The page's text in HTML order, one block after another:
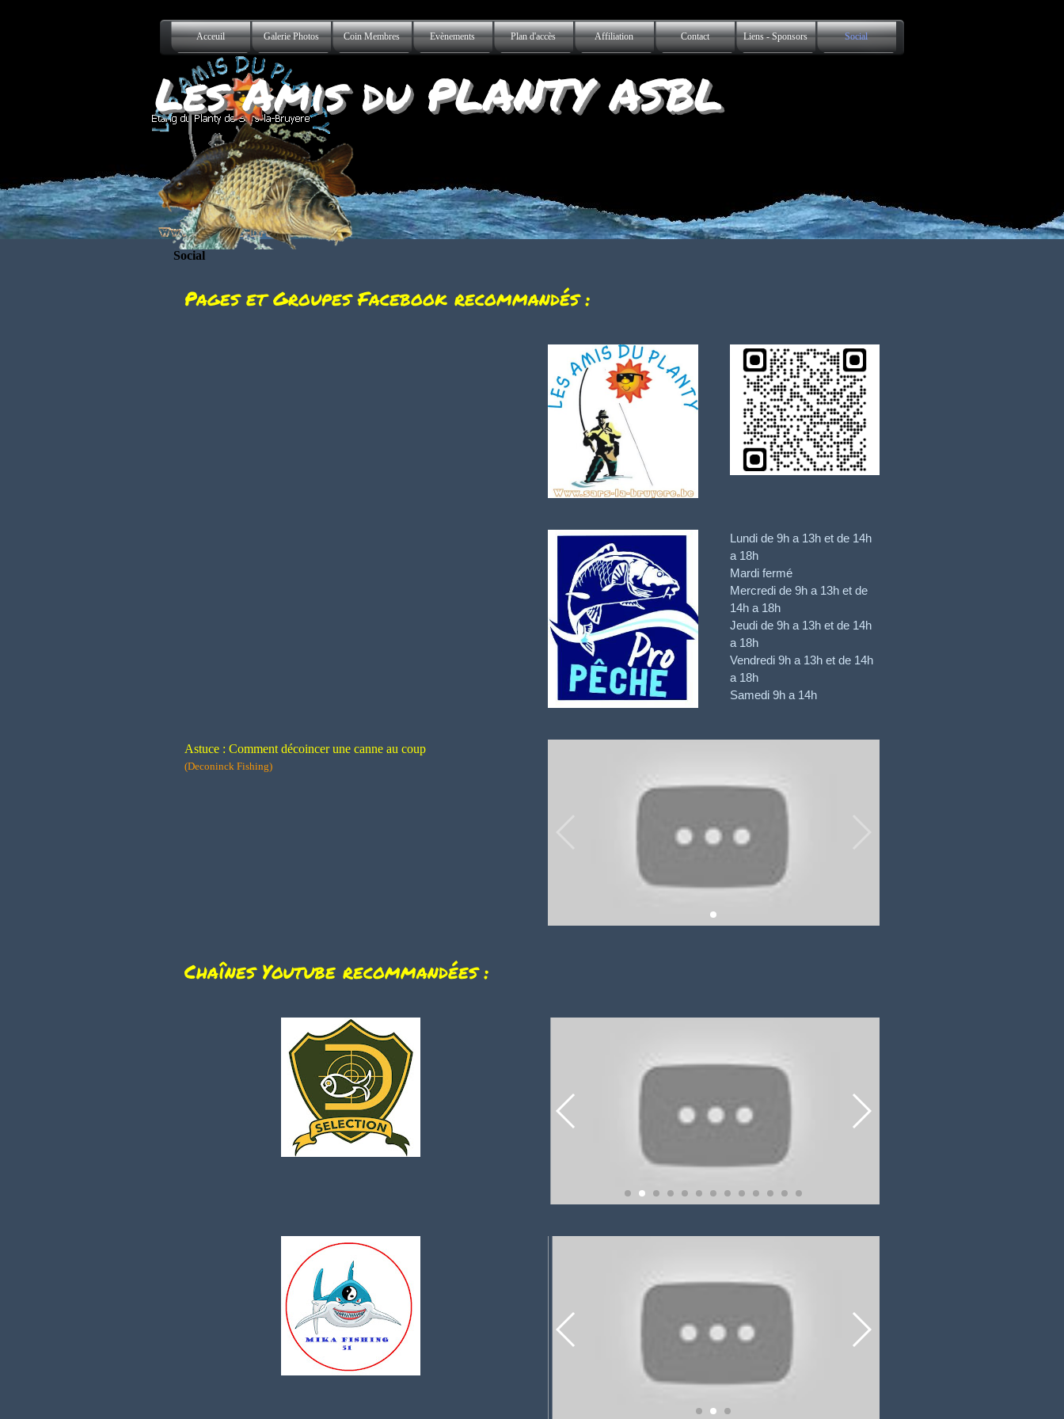
Sauter le menu
Acceuil
Galerie Photos ▼
Coin Membres ▼
Evènements Plan d'accès Affiliation Contact Liens - Sponsors Social
Les Amis du PLANTY ASBL
Social
Pages et Groupes Facebook recommandés :
Lundi de 9h a 13h et de 14h
a 18h
Mardi fermé
Mercredi de 9h a 13h et de
14h a 18h
Jeudi de 9h a 13h et de 14h
a 18h
Vendredi 9h a 13h et de 14h
a 18h
Samedi 9h a 14h
Astuce : Comment décoincer une canne au coup
(Deconinck Fishing)
Chaînes Youtube recommandées :